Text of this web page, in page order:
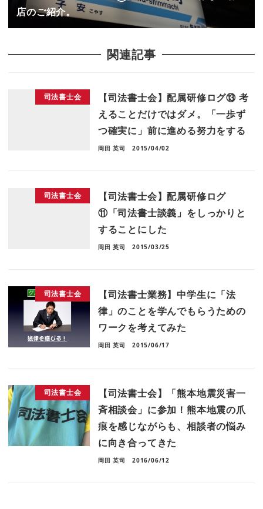
店のご紹介。
関連記事
司法書士会
【司法書士会】配属研修ログ⑬ 考
えることだけではダメ。「一歩ず
つ確実に」前に進める努力をする
岡田 英司 2015/04/02
司法書士会
【司法書士会】配属研修ログ
⑪「司法書士談義」をしっかりと
することにした
岡田 英司 2015/03/25
司法書士会
【司法書士業務】中学生に「法
律」のことを学んでもらうための
ワークを考えてみた
岡田 英司 2015/06/17
司法書士会
【司法書士会】「熊本地震災害一
斉相談会」に参加！熊本地震の爪
痕を感じながらも、相談者の悩み
に向き合ってきた
岡田 英司 2016/06/12